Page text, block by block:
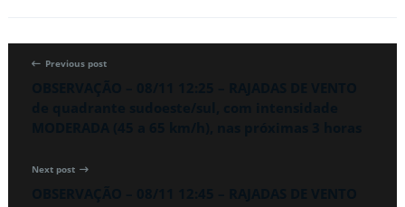
Previous post
Next post